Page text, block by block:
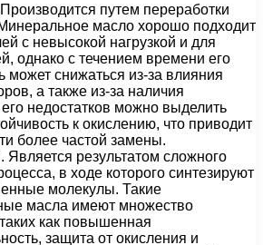
путем переработки
масло хорошо подходит
с невысокой нагрузкой и для
однако с течением времени его
может снижаться из-за влияния
а также из-за наличия
недостатков можно выделить
к окислению, что приводит
более частой замены.
Является результатом сложного
в ходе которого синтезируют
молекулы. Такие
масла имеют множество
как повышенная
защита от окисления и